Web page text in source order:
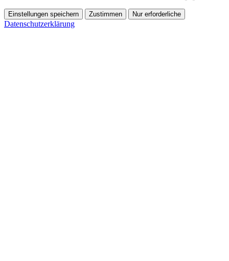
Einstellungen speichern Zustimmen Nur erforderliche
Datenschutzerklärung